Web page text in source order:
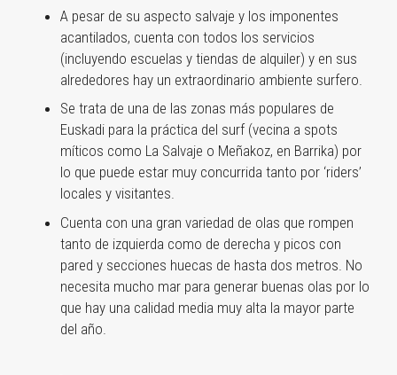
A pesar de su aspecto salvaje y los imponentes
acantilados, cuenta con todos los servicios
(incluyendo escuelas y tiendas de alquiler) y en sus
alrededores hay un extraordinario ambiente surfero.
Se trata de una de las zonas más populares de
Euskadi para la práctica del surf (vecina a spots
míticos como La Salvaje o Meñakoz, en Barrika) por
lo que puede estar muy concurrida tanto por ‘riders’
locales y visitantes.
Cuenta con una gran variedad de olas que rompen
tanto de izquierda como de derecha y picos con
pared y secciones huecas de hasta dos metros. No
necesita mucho mar para generar buenas olas por lo
que hay una calidad media muy alta la mayor parte
del año.